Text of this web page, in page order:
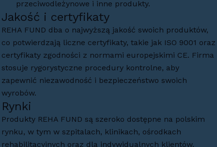
przeciwodleżynowe i inne produkty.
Jakość i certyfikaty
REHA FUND dba o najwyższą jakość swoich produktów,
co potwierdzają liczne certyfikaty, takie jak ISO 9001 oraz
certyfikaty zgodności z normami europejskimi CE. Firma
stosuje rygorystyczne procedury kontrolne, aby
zapewnić niezawodność i bezpieczeństwo swoich
wyrobów.
Rynki
Produkty REHA FUND są szeroko dostępne na polskim
rynku, w tym w szpitalach, klinikach, ośrodkach
rehabilitacyjnych oraz dla indywidualnych klientów.